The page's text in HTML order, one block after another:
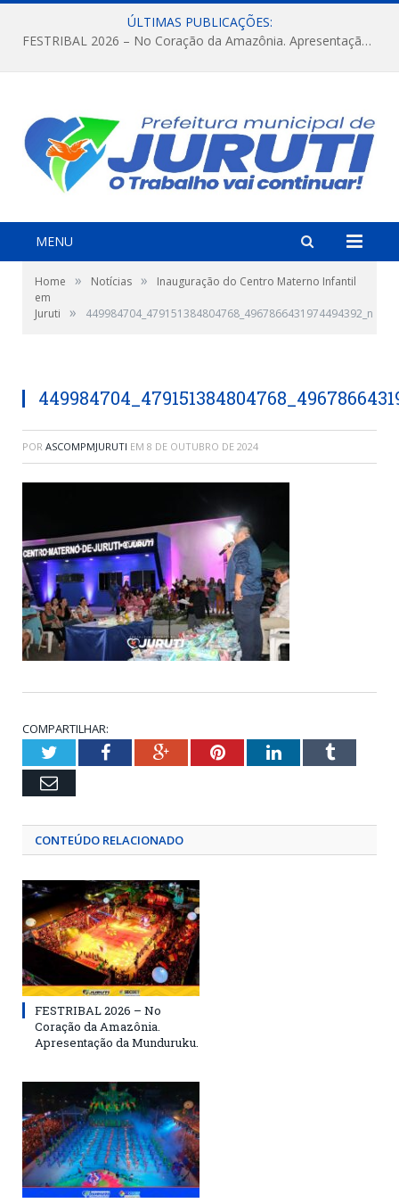
ÚLTIMAS PUBLICAÇÕES:
FESTRIBAL 2026 – No Coração da Amazônia. Apresentação da Munduruku.
MENU
Home » Notícias »
Inauguração do Centro Materno Infantil
em
Juruti
» 449984704_479151384804768_4967866431974494392_n
POR ASCOMPMJURUTI EM 8 DE OUTUBRO DE 2024
COMPARTILHAR:
TwitterFacebookGoogle+PinterestLinkedInTumblr
Email
CONTEÚDO RELACIONADO
FESTRIBAL 2026 – No
Coração da Amazônia.
Apresentação da Munduruku.